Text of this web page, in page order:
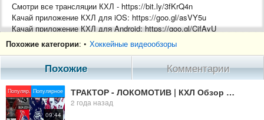
Смотри все трансляции КХЛ - https://bit.ly/3fKrQ4n
Качай приложение КХЛ для iOS: https://goo.gl/asVY5u
Качай приложение КХЛ для Android: https://goo.gl/CifAyU
#КХЛ #КубокГагарина #Локомотив #Трактор #ПлейОфф
Похожие категории: • Хоккейные видеообзоры
Похожие Комментарии
Популяр. Популярное
09:44
ТРАКТОР - ЛОКОМОТИВ | КХЛ Обзор Кубка Гагарина 2024 | Полуфинал – Матч №3 |
2 года назад